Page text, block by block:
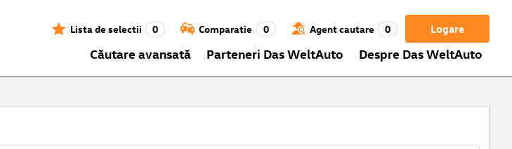
Logare
Lista de selectii 0 Comparatie 0 Agent cautare 0
Căutare avansată Parteneri Das WeltAuto Despre Das WeltAuto